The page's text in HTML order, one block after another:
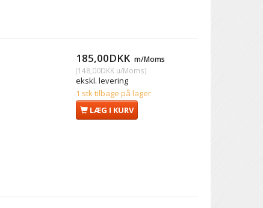
185,00DKK m/Moms
(148,00DKKu/Moms)
ekskl. levering
1 stk tilbage på lager
LÆG I KURV